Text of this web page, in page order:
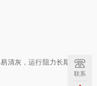
清灰，运行阻力长期稳定在
联系